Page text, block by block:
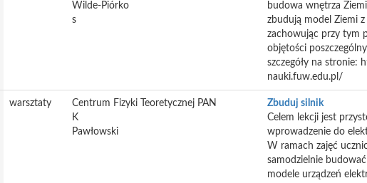
Wilde-Piórko
s
budowa wnętrza
zbudują model Ziemi z
zachowując przy tym
objętości
szczegóły na stronie:
nauki.fuw.edu.pl/
warsztaty
Centrum Fizyki Teoretycznej PAN
K
Pawłowski
Zbuduj silnik
Celem lekcji jest
wprowadzenie do
W ramach zajęć
samodzielnie
modele urządzeń